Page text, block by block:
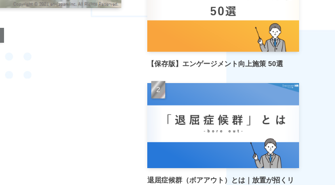
【保存版】エンゲージメント向上施策 50選
退屈症候群（ボアアウト）とは｜放置が招くリ